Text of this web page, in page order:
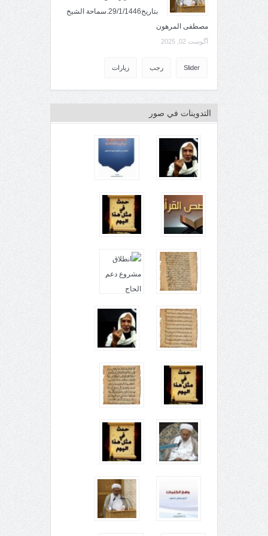
بتاريخ29/1/1446.سماحة الشيخ
مصطفى المرهون
آگوست 02, 2025
Slider رجب زيارات
التدوينات في صور